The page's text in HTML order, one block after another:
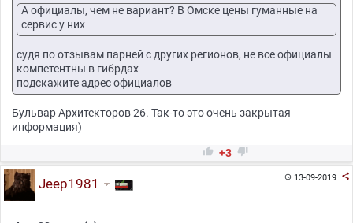
А официалы, чем не вариант? В Омске цены гуманные на
сервис у них
судя по отзывам парней с других регионов, не все официалы
компетентны в гибрдах
подскажите адрес официалов
Бульвар Архитекторов 26. Так-то это очень закрытая
информация)
 +3 
13-09-2019 
Jeep1981